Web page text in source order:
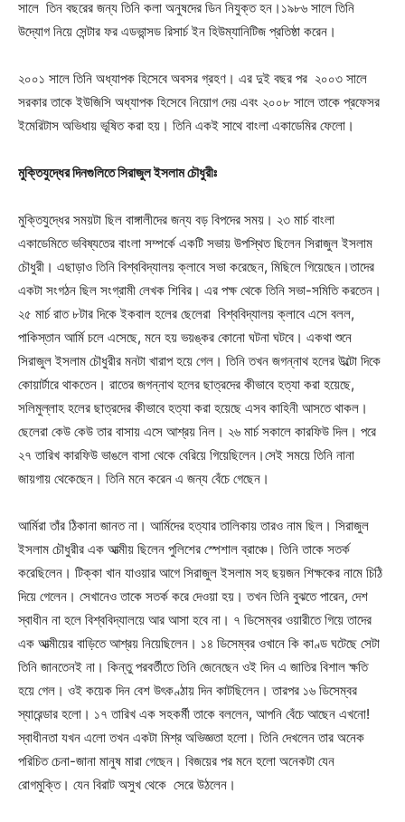
সালে তিন বছরের জন্য তিনি কলা অনুষদের ডিন নিযুক্ত হন।১৯৮৬ সালে তিনি
উদ্যোগ নিয়ে সেন্টার ফর এডভান্সড রিসার্চ ইন হিউম্যানিটিজ প্রতিষ্ঠা করেন।
২০০১ সালে তিনি অধ্যাপক হিসেবে অবসর গ্রহণ। এর দুই বছর পর ২০০৩ সালে
সরকার তাকে ইউজিসি অধ্যাপক হিসেবে নিয়োগ দেয় এবং ২০০৮ সালে তাকে প্রফেসর
ইমেরিটাস অভিধায় ভূষিত করা হয়। তিনি একই সাথে বাংলা একাডেমির ফেলো।
মুক্তিযুদ্ধের দিনগুলিতে সিরাজুল ইসলাম চৌধুরীঃ
মুক্তিযুদ্ধের সময়টা ছিল বাঙ্গালীদের জন্য বড় বিপদের সময়। ২৩ মার্চ বাংলা
একাডেমিতে ভবিষ্যতের বাংলা সম্পর্কে একটি সভায় উপস্থিত ছিলেন সিরাজুল ইসলাম
চৌধুরী। এছাড়াও তিনি বিশ্ববিদ্যালয় ক্লাবে সভা করেছেন, মিছিলে গিয়েছেন।তাদের
একটা সংগঠন ছিল সংগ্রামী লেখক শিবির। এর পক্ষ থেকে তিনি সভা-সমিতি করতেন।
২৫ মার্চ রাত ৮টার দিকে ইকবাল হলের ছেলেরা বিশ্ববিদ্যালয় ক্লাবে এসে বলল,
পাকিস্তান আর্মি চলে এসেছে, মনে হয় ভয়ঙ্কর কোনো ঘটনা ঘটবে। একথা শুনে
সিরাজুল ইসলাম চৌধুরীর মনটা খারাপ হয়ে গেল। তিনি তখন জগন্নাথ হলের উল্টো দিকে
কোয়ার্টারে থাকতেন। রাতের জগন্নাথ হলের ছাত্রদের কীভাবে হত্যা করা হয়েছে,
সলিমুল্লাহ হলের ছাত্রদের কীভাবে হত্যা করা হয়েছে এসব কাহিনী আসতে থাকল।
ছেলেরা কেউ কেউ তার বাসায় এসে আশ্রয় নিল। ২৬ মার্চ সকালে কারফিউ দিল। পরে
২৭ তারিখ কারফিউ ভাঙলে বাসা থেকে বেরিয়ে গিয়েছিলেন।সেই সময়ে তিনি নানা
জায়গায় থেকেছেন। তিনি মনে করেন এ জন্য বেঁচে গেছেন।
আর্মিরা তাঁর ঠিকানা জানত না। আর্মিদের হত্যার তালিকায় তারও নাম ছিল। সিরাজুল
ইসলাম চৌধুরীর এক আত্মীয় ছিলেন পুলিশের স্পেশাল ব্রাঞ্চে। তিনি তাকে সতর্ক
করেছিলেন। টিক্কা খান যাওয়ার আগে সিরাজুল ইসলাম সহ ছয়জন শিক্ষকের নামে চিঠি
দিয়ে গেলেন। সেখানেও তাকে সতর্ক করে দেওয়া হয়। তখন তিনি বুঝতে পারেন, দেশ
স্বাধীন না হলে বিশ্ববিদ্যালয়ে আর আসা হবে না। ৭ ডিসেম্বর ওয়ারীতে গিয়ে তাদের
এক আত্মীয়ের বাড়িতে আশ্রয় নিয়েছিলেন। ১৪ ডিসেম্বর ওখানে কি কাণ্ড ঘটেছে সেটা
তিনি জানতেনই না। কিন্তু পরবর্তীতে তিনি জেনেছেন ওই দিন এ জাতির বিশাল ক্ষতি
হয়ে গেল। ওই কয়েক দিন বেশ উৎকণ্ঠায় দিন কাটছিলেন। তারপর ১৬ ডিসেম্বর
স্যারেন্ডার হলো। ১৭ তারিখ এক সহকর্মী তাকে বললেন, আপনি বেঁচে আছেন এখনো!
স্বাধীনতা যখন এলো তখন একটা মিশ্র অভিজ্ঞতা হলো। তিনি দেখলেন তার অনেক
পরিচিত চেনা-জানা মানুষ মারা গেছেন। বিজয়ের পর মনে হলো অনেকটা যেন
রোগমুক্তি। যেন বিরাট অসুখ থেকে সেরে উঠলেন।